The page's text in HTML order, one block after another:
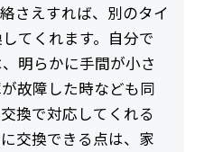
さえすれば、別のタイ
てくれます。自分で
明らかに手間が小さ
故障した時なども同
換で対応してくれる
交換できる点は、家